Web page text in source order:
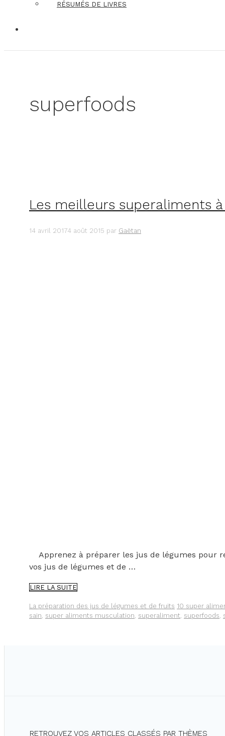
RÉSUMÉS DE LIVRES
superfoods
Les meilleurs superaliments
14 avril 20174 août 2015 par Gaëtan
Apprenez à préparer les jus de légumes pour
vos jus de légumes et de …
LIRE LA SUITELES
SUPERALIMENTS
À
Catégories
La préparation des jus de légumes et de fruits Étiquettes
10 super
sain, super aliments musculation, superaliment, superfoods,
RETROUVEZ VOS ARTICLES CLASSÉS PAR THÈMES